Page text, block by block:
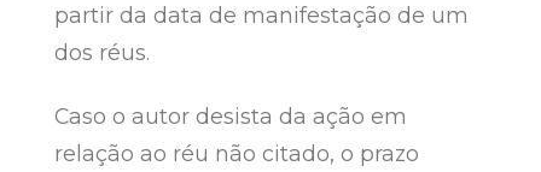
partir da data de manifestação de um
dos réus.
Caso o autor desista da ação em
relação ao réu não citado, o prazo